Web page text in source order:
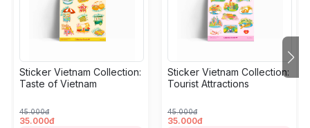
: Decoration for smartphone, helmet, laptop,
suitcase, PlayStation, PC, headphones,...
Quantity: 10-15 stickers/sheet.
Đắm mình trong văn hóa Việt Nam qua bộ sưu tập
Sticker Vietnam Collection:
Taste of Vietnam
45.000đ
35.000đ
Sticker Vietnam Collection:
Tourist Attractions
45.000đ
35.000đ